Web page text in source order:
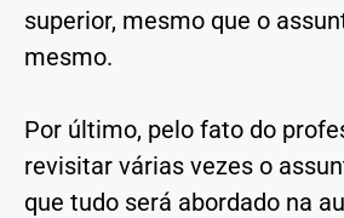
superior, mesmo que o
mesmo.
Por último, pelo fato do
revisitar várias vezes o
que tudo será abordado na